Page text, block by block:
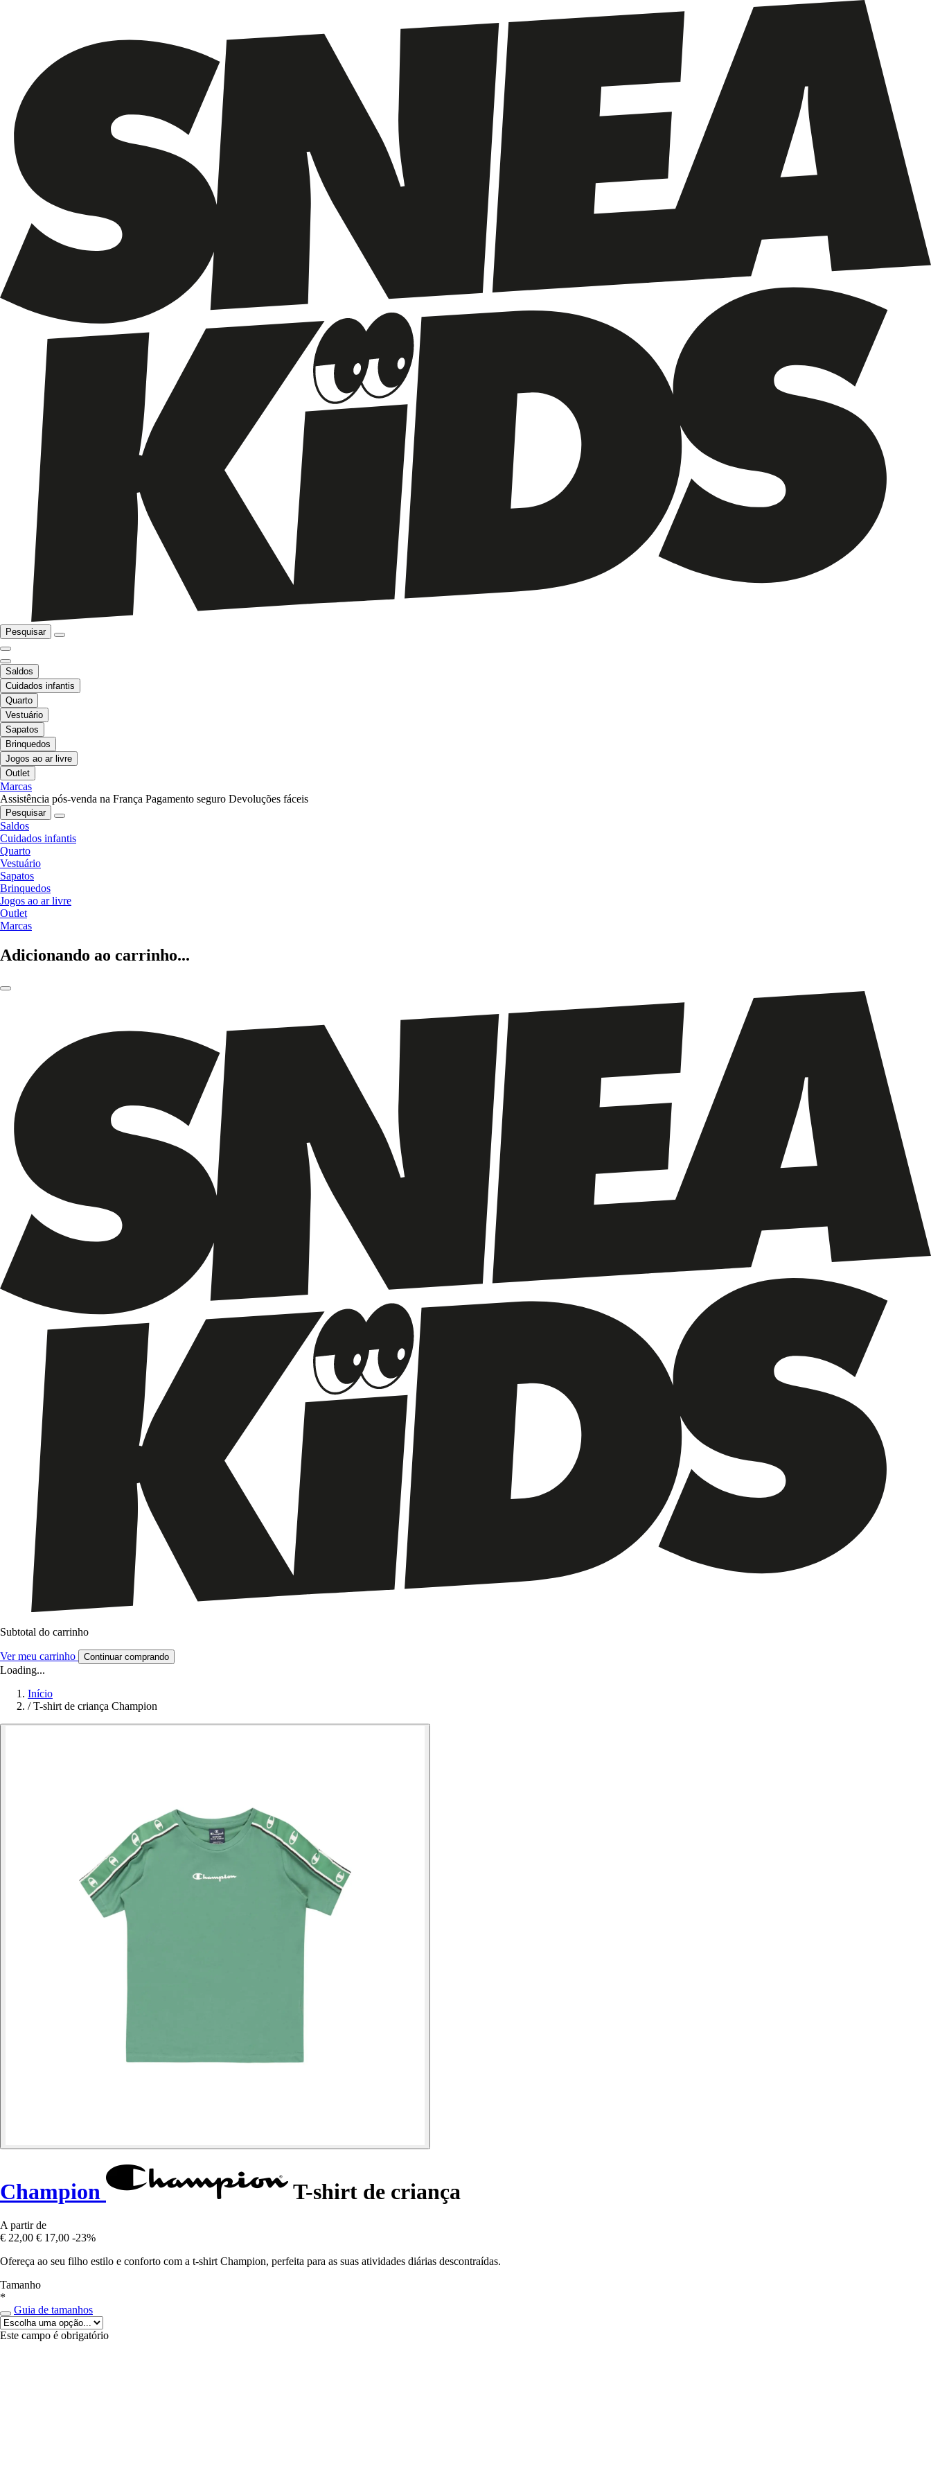
Pesquisar
Saldos
Cuidados infantis
Quarto
Vestuário
Sapatos
Brinquedos
Jogos ao ar livre
Outlet
Marcas
Assistência pós-venda na França Pagamento seguro Devoluções fáceis
Pesquisar
Saldos
Cuidados infantis
Quarto
Vestuário
Sapatos
Brinquedos
Jogos ao ar livre
Outlet
Marcas
Adicionando ao carrinho...
Subtotal do carrinho
Ver meu carrinho Continuar comprando
Loading...
Início
/ T-shirt de criança Champion
Champion T-shirt de criança
A partir de
€ 22,00 € 17,00 -23%
Ofereça ao seu filho estilo e conforto com a t-shirt Champion, perfeita para as suas atividades diárias descontraídas.
Tamanho
*
Guia de tamanhos
Este campo é obrigatório